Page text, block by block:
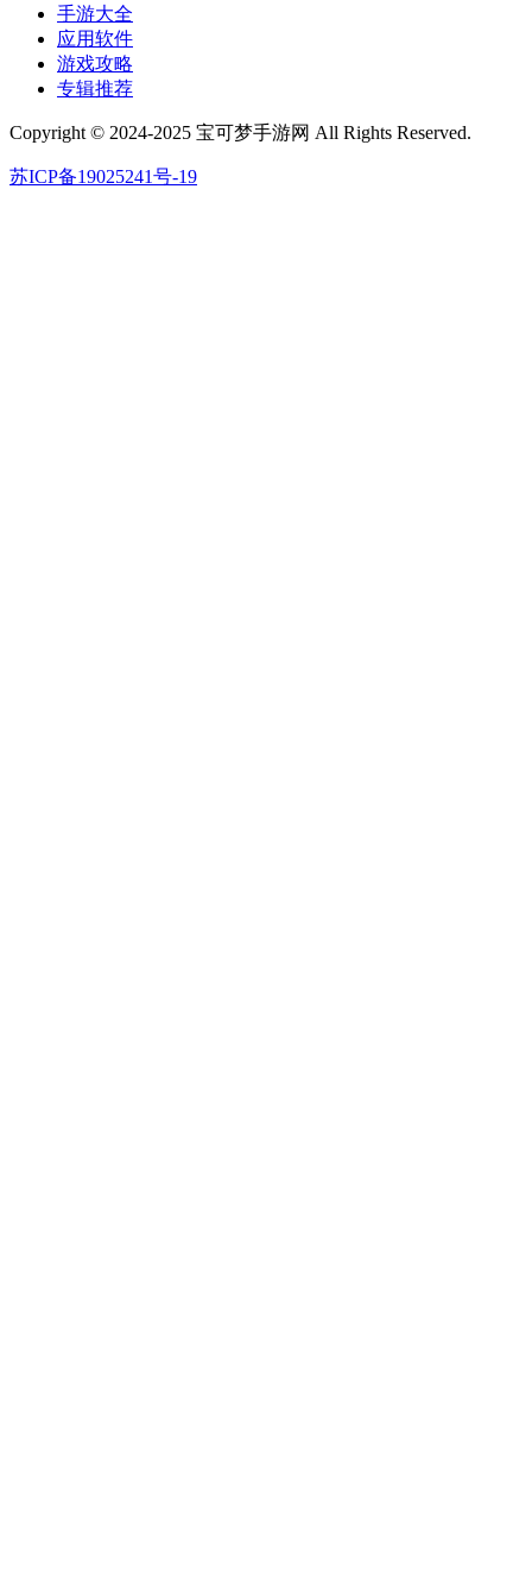
手游大全
应用软件
游戏攻略
专辑推荐
Copyright © 2024-2025 宝可梦手游网 All Rights Reserved.
苏ICP备19025241号-19